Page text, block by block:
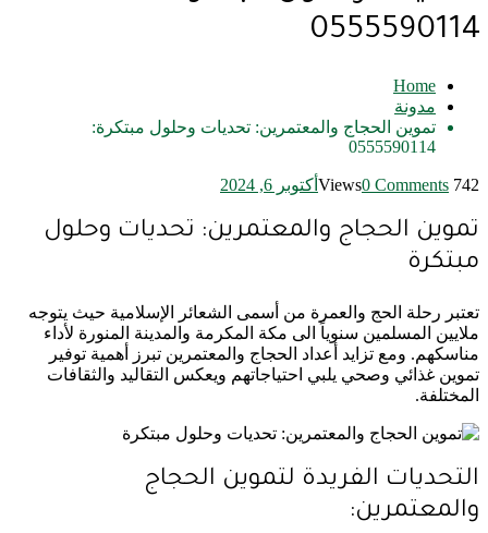
0555590114
Home
مدونة
تموين الحجاج والمعتمرين: تحديات وحلول مبتكرة:
0555590114
742 Views
0 Comments أكتوبر 6, 2024
تموين الحجاج والمعتمرين: تحديات وحلول
مبتكرة
تعتبر رحلة الحج والعمرة من أسمى الشعائر الإسلامية حيث يتوجه
ملايين المسلمين سنوياً الى مكة المكرمة والمدينة المنورة لأداء
مناسكهم. ومع تزايد أعداد الحجاج والمعتمرين تبرز أهمية توفير
تموين غذائي وصحي يلبي احتياجاتهم ويعكس التقاليد والثقافات
المختلفة.
التحديات الفريدة لتموين الحجاج
والمعتمرين: